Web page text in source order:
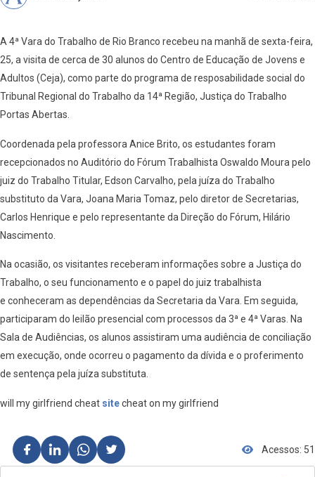
A 4ª Vara do Trabalho de Rio Branco recebeu na manhã de sexta-feira,
25, a visita de cerca de 30 alunos do Centro de Educação de Jovens e
Adultos (Ceja), como parte do programa de resposabilidade social do
Tribunal Regional do Trabalho da 14ª Região, Justiça do Trabalho
Portas Abertas.
Coordenada pela professora Anice Brito, os estudantes foram
recepcionados no Auditório do Fórum Trabalhista Oswaldo Moura pelo
juiz do Trabalho Titular, Edson Carvalho, pela juíza do Trabalho
substituto da Vara, Joana Maria Tomaz, pelo diretor de Secretarias,
Carlos Henrique e pelo representante da Direção do Fórum, Hilário
Nascimento.
Na ocasião, os visitantes receberam informações sobre a Justiça do
Trabalho, o seu funcionamento e o papel do juiz trabalhista
e conheceram as dependências da Secretaria da Vara. Em seguida,
participaram do leilão presencial com processos da 3ª e 4ª Varas. Na
Sala de Audiências, os alunos assistiram uma audiência de conciliação
em execução, onde ocorreu o pagamento da dívida e o proferimento
de sentença pela juíza substituta.
will my girlfriend cheat sitecheat on my girlfriend
Acessos: 51